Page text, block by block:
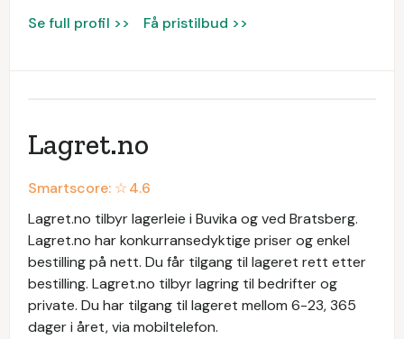
Se full profil >> Få pristilbud >>
​Lagret.no
Smartscore: ☆4.6
Lagret.no tilbyr lagerleie i Buvika og ved Bratsberg. ​
Lagret.no har konkurransedyktige priser og enkel
bestilling på nett. Du får tilgang til lageret rett etter
bestilling. ​Lagret.no tilbyr lagring til bedrifter og
private. Du har tilgang til lageret mellom 6-23, 365
dager i året, via mobiltelefon.